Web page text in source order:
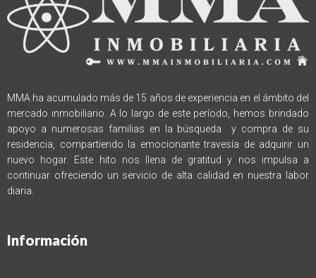
MMA ha acumulado más de 15 años de experiencia en el ámbito del
mercado inmobiliario. A lo largo de este período, hemos brindado
apoyo a numerosas familias en la búsqueda y compra de su
residencia, compartiendo la emocionante travesía de adquirir un
nuevo hogar. Este hito nos llena de gratitud y nos impulsa a
continuar ofreciendo un servicio de alta calidad en nuestra labor
diaria.
Información